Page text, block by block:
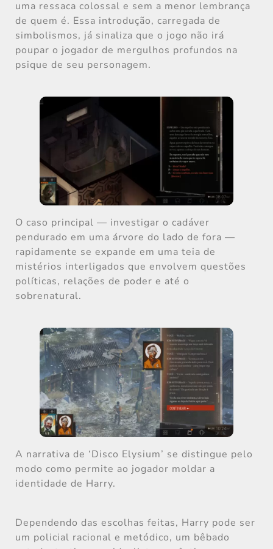
uma ressaca colossal e sem a menor lembrança
de quem é. Essa introdução, carregada de
simbolismos, já sinaliza que o jogo não irá
poupar o jogador de mergulhos profundos na
psique de seu personagem.
O caso principal — investigar o cadáver
pendurado em uma árvore do lado de fora —
rapidamente se expande em uma teia de
mistérios interligados que envolvem questões
políticas, relações de poder e até o
sobrenatural.
A narrativa de ‘Disco Elysium’ se distingue pelo
modo como permite ao jogador moldar a
identidade de Harry.
Dependendo das escolhas feitas, Harry pode ser
um policial racional e metódico, um bêbado